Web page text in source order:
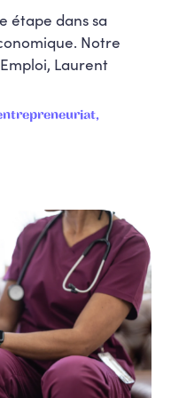
étape dans sa
Notre
Laurent